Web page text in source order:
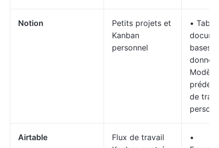
Notion
Petits projets et
Kanban
personnel
•
bases
de
Airtable
Flux de travail
•